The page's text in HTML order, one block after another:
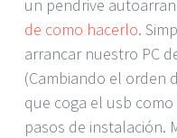
un pendrive
de como hacerlo.
arrancar nuestro PC
(Cambiando el orden
que coga el usb
pasos de instalación.